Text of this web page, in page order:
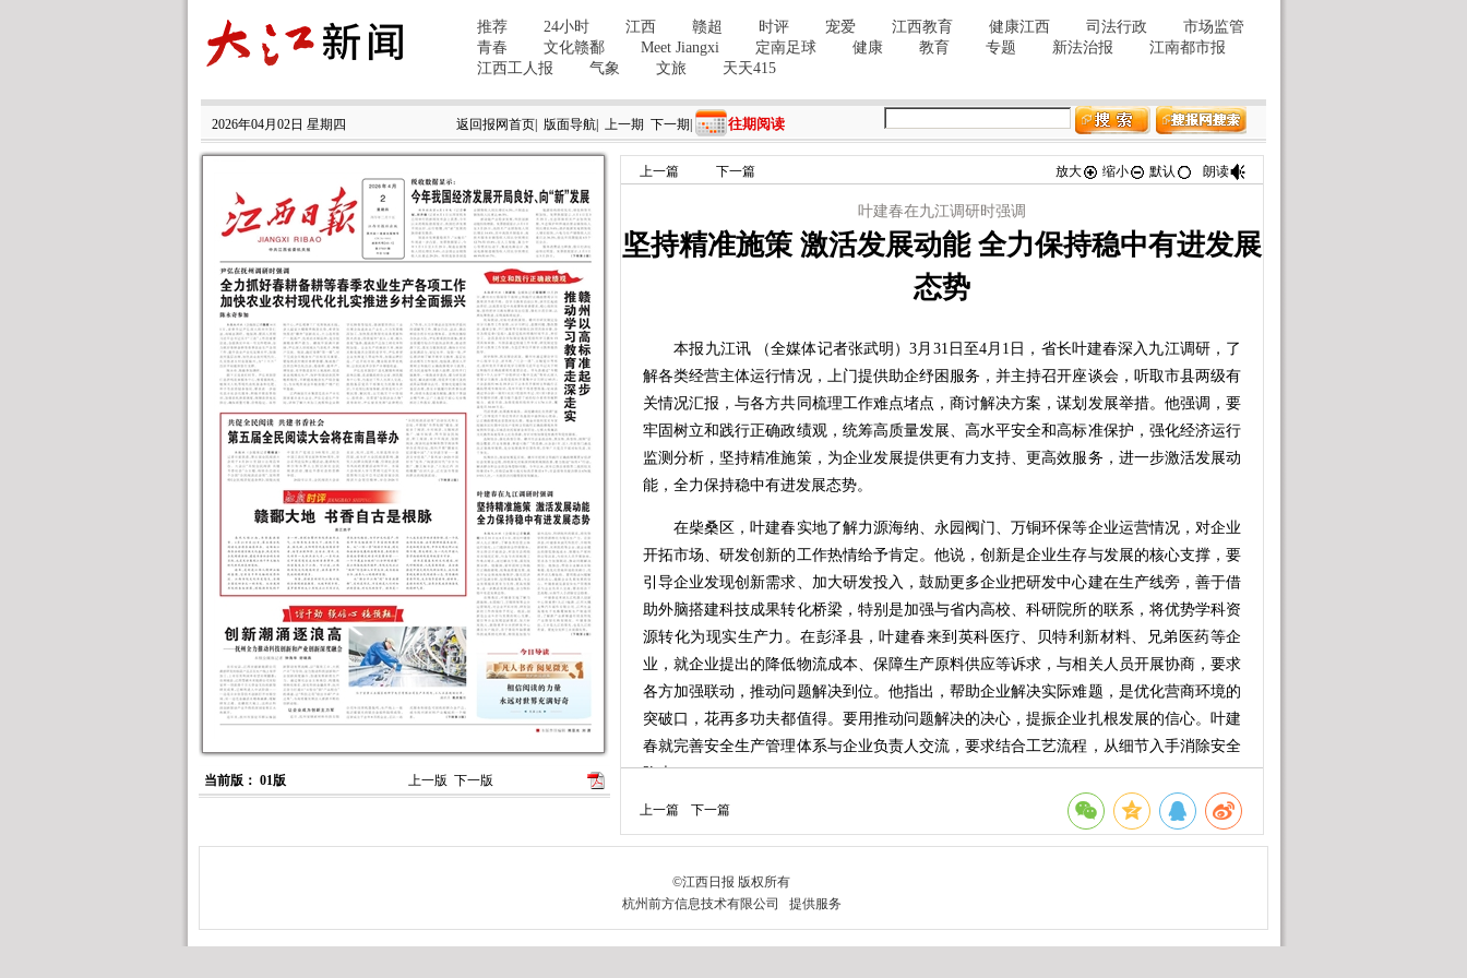
2026年04月02日 星期四 返回报网首页 版面导航 上一期 下一期 往期阅读
当前版： 01版 上一版 下一版
上一篇 下一篇 放大 缩小 默认 朗读
叶建春在九江调研时强调
坚持精准施策 激活发展动能 全力保持稳中有进发展
态势
本报九江讯 （全媒体记者张武明）3月31日至4月1日，省长叶建春深入九江调研，了
解各类经营主体运行情况，上门提供助企纾困服务，并主持召开座谈会，听取市县两级有
关情况汇报，与各方共同梳理工作难点堵点，商讨解决方案，谋划发展举措。他强调，要
牢固树立和践行正确政绩观，统筹高质量发展、高水平安全和高标准保护，强化经济运行
监测分析，坚持精准施策，为企业发展提供更有力支持、更高效服务，进一步激活发展动
能，全力保持稳中有进发展态势。
在柴桑区，叶建春实地了解力源海纳、永园阀门、万铜环保等企业运营情况，对企业
开拓市场、研发创新的工作热情给予肯定。他说，创新是企业生存与发展的核心支撑，要
引导企业发现创新需求、加大研发投入，鼓励更多企业把研发中心建在生产线旁，善于借
助外脑搭建科技成果转化桥梁，特别是加强与省内高校、科研院所的联系，将优势学科资
源转化为现实生产力。在彭泽县，叶建春来到英科医疗、贝特利新材料、兄弟医药等企
业，就企业提出的降低物流成本、保障生产原料供应等诉求，与相关人员开展协商，要求
各方加强联动，推动问题解决到位。他指出，帮助企业解决实际难题，是优化营商环境的
突破口，花再多功夫都值得。要用推动问题解决的决心，提振企业扎根发展的信心。叶建
春就完善安全生产管理体系与企业负责人交流，要求结合工艺流程，从细节入手消除安全
隐患。
叶建春还来到九江机器人创新中心和重塑（九江）能源、江西天健龙维汽车部件有限
公司、江西生益高端电子电路覆铜板生产制造项目，了解新产业新赛道布局及传统产业数
优势，结合新技术应用、新模式推广，推动新旧发展动能平稳转换。要坚持问题导向，对
相关产业链逐个进行梳理，全面摸排问题，开展精准施治，同时坚定不移开展目标化、清
上一篇 下一篇